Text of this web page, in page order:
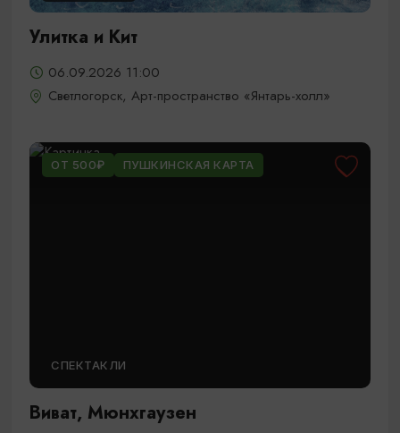
Улитка и Кит
06.09.2026 11:00
Светлогорск, Арт-пространство «Янтарь-холл»
ОТ 500₽ ПУШКИНСКАЯ КАРТА
СПЕКТАКЛИ
Виват, Мюнхгаузен